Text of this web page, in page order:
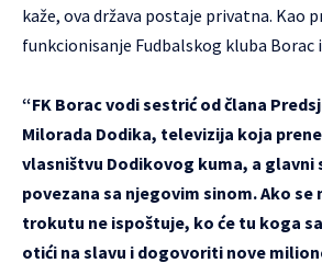
kaže, ova država postaje privatna. Kao
funkcionisanje Fudbalskog kluba Borac
“FK Borac vodi sestrić od člana
Milorada Dodika, televizija koja
vlasništvu Dodikovog kuma, a glavni
povezana sa njegovim sinom. Ako se
trokutu ne ispoštuje, ko će tu koga
otići na slavu i dogovoriti nove